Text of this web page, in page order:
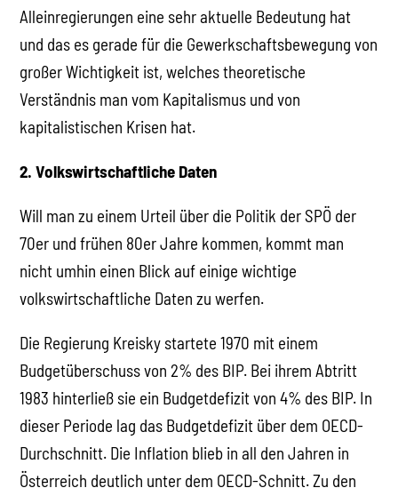
Alleinregierungen eine sehr aktuelle Bedeutung hat
und das es gerade für die Gewerkschaftsbewegung von
großer Wichtigkeit ist, welches theoretische
Verständnis man vom Kapitalismus und von
kapitalistischen Krisen hat.
2. Volkswirtschaftliche Daten
Will man zu einem Urteil über die Politik der SPÖ der
70er und frühen 80er Jahre kommen, kommt man
nicht umhin einen Blick auf einige wichtige
volkswirtschaftliche Daten zu werfen.
Die Regierung Kreisky startete 1970 mit einem
Budgetüberschuss von 2% des BIP. Bei ihrem Abtritt
1983 hinterließ sie ein Budgetdefizit von 4% des BIP. In
dieser Periode lag das Budgetdefizit über dem OECD-
Durchschnitt. Die Inflation blieb in all den Jahren in
Österreich deutlich unter dem OECD-Schnitt. Zu den